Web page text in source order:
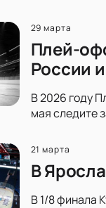
29 марта
Плей-
России
В 2026 году
мая следите
21 марта
В
В 1/8 финала